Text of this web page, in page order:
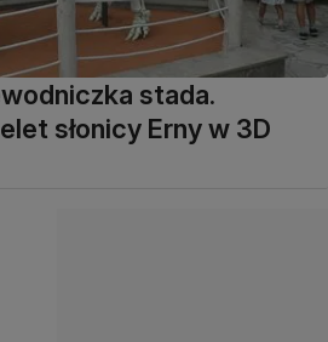
stada.
słonicy Erny w 3D